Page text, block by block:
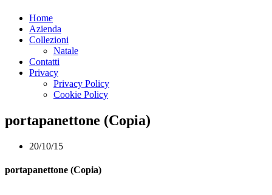
Home
Azienda
Collezioni
Natale
Contatti
Privacy
Privacy Policy
Cookie Policy
portapanettone (Copia)
20/10/15
portapanettone (Copia)